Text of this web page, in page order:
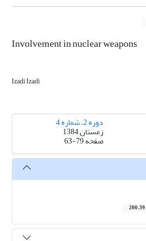
Involvement in nuclear weapons
Izadi Izadi
دوره 2، شماره 4
زمستان 1384
صفحه63-79